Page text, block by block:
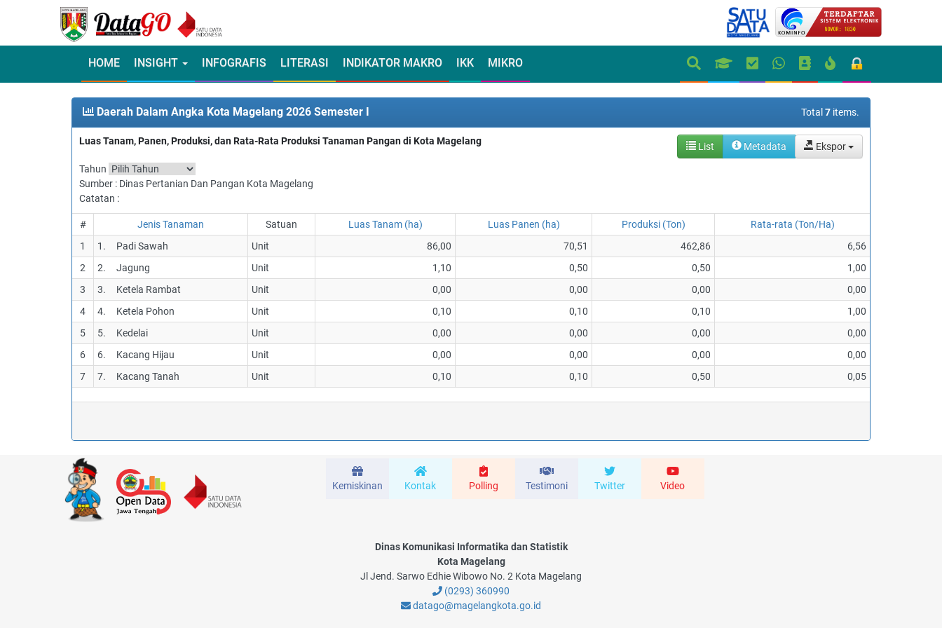
HOME INSIGHT INFOGRAFIS LITERASI INDIKATOR MAKRO IKK MIKRO
Total 7 items.
Daerah Dalam Angka Kota Magelang 2026 Semester I
List Metadata Ekspor
Luas Tanam, Panen, Produksi, dan Rata-Rata Produksi Tanaman Pangan di Kota Magelang
Tahun
Sumber : Dinas Pertanian Dan Pangan Kota Magelang
Catatan :
# Jenis Tanaman Satuan Luas Tanam (ha) Luas Panen (ha) Produksi (Ton)
Rata-rata (Ton/Ha)
1
1. Padi Sawah Unit 86,00 70,51 462,86
6,56
2
2. Jagung Unit 1,10 0,50 0,50
1,00
3
3. Ketela Rambat Unit 0,00 0,00 0,00
0,00
4
4. Ketela Pohon Unit 0,10 0,10 0,10
1,00
5
5. Kedelai Unit 0,00 0,00 0,00
0,00
6
6. Kacang Hijau Unit 0,00 0,00 0,00
0,00
7
7. Kacang Tanah Unit 0,10 0,10 0,50 0,05
Kemiskinan Kontak Polling Testimoni Twitter Video
Dinas Komunikasi Informatika dan Statistik
Kota Magelang
Jl Jend. Sarwo Edhie Wibowo No. 2 Kota Magelang
(0293) 360990
datago@magelangkota.go.id